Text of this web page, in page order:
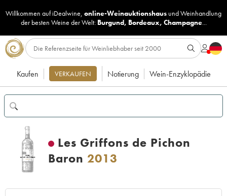
Willkommen auf iDealwine, online-Weinauktionshaus undWeinhandlung
der besten Weine der Welt: Burgund, Bordeaux, Champagne...
Kaufen VERKAUFEN Notierung Wein-Enzyklopädie
Les Griffons de Pichon
Baron 2013